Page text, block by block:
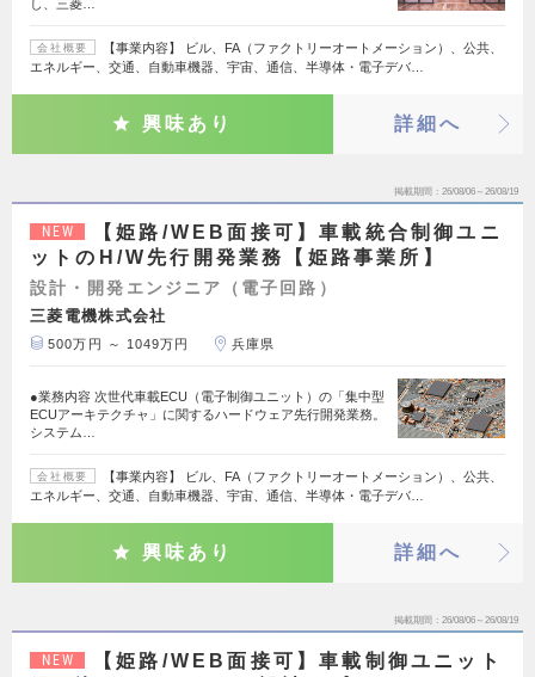
し、三菱…
会社概要
【事業内容】 ビル、FA（ファクトリーオートメーション）、公共、
エネルギー、交通、自動車機器、宇宙、通信、半導体・電子デバ…
興味あり 詳細へ
掲載期間 26/08/06～26/08/19
NEW
【姫路/WEB面接可】車載統合制御ユニ
ットのH/W先行開発業務【姫路事業所】
設計・開発エンジニア（電子回路）
三菱電機株式会社
500万円 ～ 1049万円 兵庫県
●業務内容 次世代車載ECU（電子制御ユニット）の「集中型
ECUアーキテクチャ」に関するハードウェア先行開発業務。
システム…
会社概要
【事業内容】 ビル、FA（ファクトリーオートメーション）、公共、
エネルギー、交通、自動車機器、宇宙、通信、半導体・電子デバ…
興味あり 詳細へ
掲載期間 26/08/06～26/08/19
NEW
【姫路/WEB面接可】車載制御ユニット